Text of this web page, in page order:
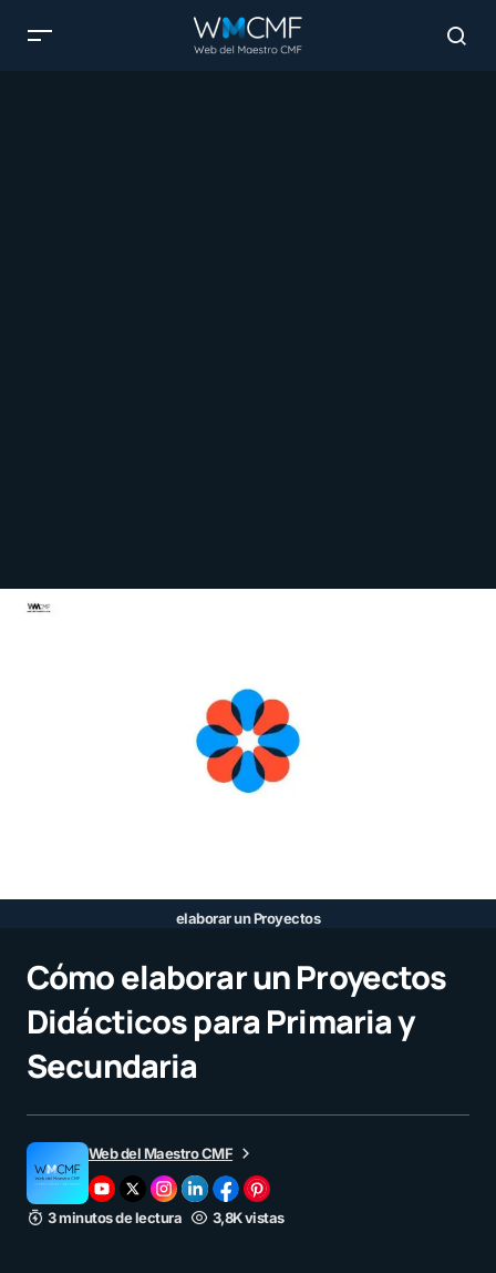
Cómo elaborar un Proyectos
Didácticos para Primaria y
Secundaria
Web del Maestro CMF
3 minutos de lectura 3,8K vistas
elaborar un Proyectos